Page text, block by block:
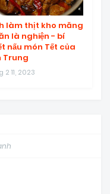
làm thịt kho măng
là nghiện - bí
nấu món Tết của
Trung
2 11, 2023